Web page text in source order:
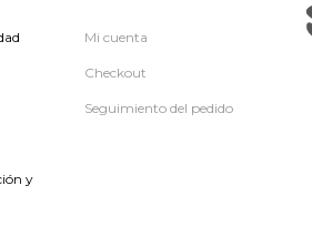
y
Mi cuenta
Checkout
Seguimiento del pedido